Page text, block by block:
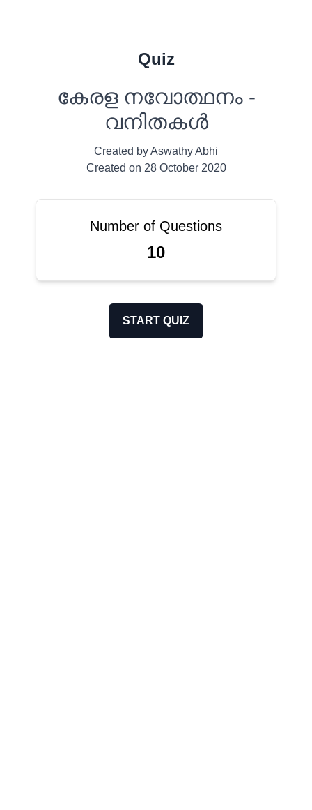
Quiz
കേരള നവോത്ഥനം -
വനിതകൾ
Created byAswathy Abhi
Created on 28 October 2020
Number of Questions
10
START QUIZ